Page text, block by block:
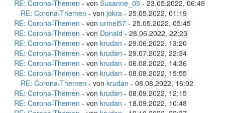
RE: Corona-Themen - von Susanne_05 - 23.05.2022, 06:49
RE: Corona-Themen - von jokra - 25.05.2022, 01:19
RE: Corona-Themen - von urmel57 - 25.05.2022, 05:45
RE: Corona-Themen - von Donald - 28.06.2022, 22:23
RE: Corona-Themen - von krudan - 29.06.2022, 13:20
RE: Corona-Themen - von krudan - 29.07.2022, 22:34
RE: Corona-Themen - von krudan - 06.08.2022, 14:36
RE: Corona-Themen - von krudan - 08.08.2022, 15:55
RE: Corona-Themen - von krudan - 08.08.2022, 16:02
RE: Corona-Themen - von krudan - 08.09.2022, 12:15
RE: Corona-Themen - von krudan - 18.09.2022, 10:48